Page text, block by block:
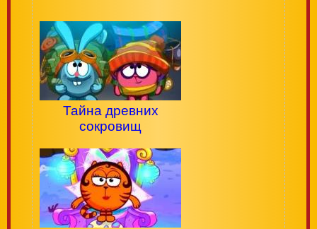
Тайна древних
сокровищ